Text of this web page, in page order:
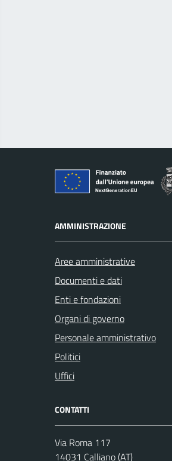
AMMINISTRAZIONE
Aree amministrative
Documenti e dati
Enti e fondazioni
Organi di governo
Personale amministrativo
Politici
Uffici
CONTATTI
Via Roma 117
14031 Calliano (AT)